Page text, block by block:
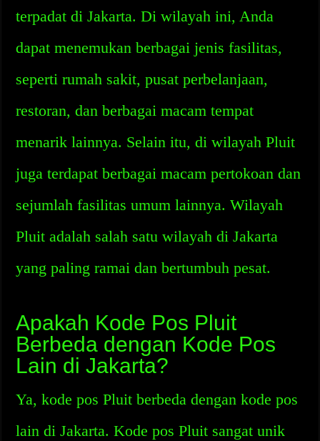
terpadat di Jakarta. Di wilayah ini, Anda
dapat menemukan berbagai jenis fasilitas,
seperti rumah sakit, pusat perbelanjaan,
restoran, dan berbagai macam tempat
menarik lainnya. Selain itu, di wilayah Pluit
juga terdapat berbagai macam pertokoan dan
sejumlah fasilitas umum lainnya. Wilayah
Pluit adalah salah satu wilayah di Jakarta
yang paling ramai dan bertumbuh pesat.
Apakah Kode Pos Pluit
Berbeda dengan Kode Pos
Lain di Jakarta?
Ya, kode pos Pluit berbeda dengan kode pos
lain di Jakarta. Kode pos Pluit sangat unik